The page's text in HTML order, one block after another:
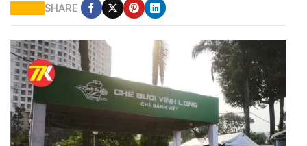
SHARE